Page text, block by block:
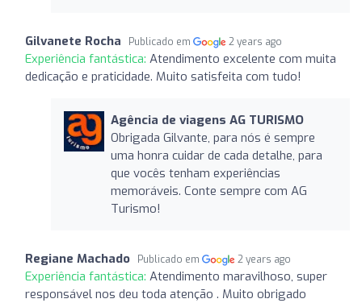
Gilvanete Rocha Publicado em 2 years ago
Experiência fantástica: Atendimento excelente com muita
dedicação e praticidade. Muito satisfeita com tudo!
Agência de viagens AG TURISMO
Obrigada Gilvante, para nós é sempre
uma honra cuidar de cada detalhe, para
que vocês tenham experiências
memoráveis. Conte sempre com AG
Turismo!
Regiane Machado Publicado em 2 years ago
Experiência fantástica: Atendimento maravilhoso, super
responsável nos deu toda atenção . Muito obrigado